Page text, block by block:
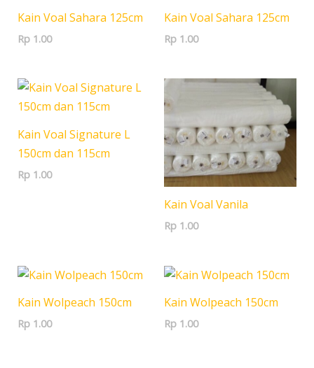
Kain Voal Sahara 125cm
Rp1.00
Kain Voal Sahara 125cm
Rp 1.00
Kain Voal Signature L
150cm dan 115cm
Rp1.00
Kain Voal Vanila
Rp 1.00
Kain Wolpeach 150cm
Rp1.00
Kain Wolpeach 150cm
Rp 1.00